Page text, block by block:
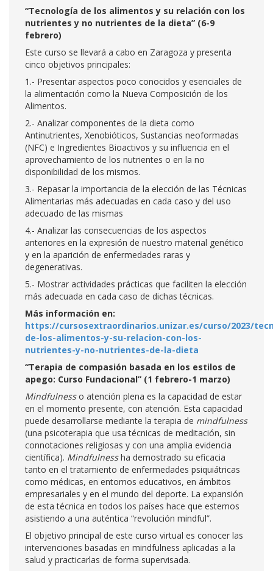
“Tecnología de los alimentos y su relación con los
nutrientes y no nutrientes de la dieta” (6-9
febrero)
Este curso se llevará a cabo en Zaragoza y presenta
cinco objetivos principales:
1.- Presentar aspectos poco conocidos y esenciales de
la alimentación como la Nueva Composición de los
Alimentos.
2.- Analizar componentes de la dieta como
Antinutrientes, Xenobióticos, Sustancias neoformadas
(NFC) e Ingredientes Bioactivos y su influencia en el
aprovechamiento de los nutrientes o en la no
disponibilidad de los mismos.
3.- Repasar la importancia de la elección de las Técnicas
Alimentarias más adecuadas en cada caso y del uso
adecuado de las mismas
4.- Analizar las consecuencias de los aspectos
anteriores en la expresión de nuestro material genético
y en la aparición de enfermedades raras y
degenerativas.
5.- Mostrar actividades prácticas que faciliten la elección
más adecuada en cada caso de dichas técnicas.
Más información en:
https://cursosextraordinarios.unizar.es/curso/2023/
de-los-alimentos-y-su-relacion-con-los-
nutrientes-y-no-nutrientes-de-la-dieta
“Terapia de compasión basada en los estilos de
apego: Curso Fundacional” (1 febrero-1 marzo)
Mindfulnesso atención plena es la capacidad de estar
en el momento presente, con atención. Esta capacidad
puede desarrollarse mediante la terapia de mindfulness
(una psicoterapia que usa técnicas de meditación, sin
connotaciones religiosas y con una amplia evidencia
científica). Mindfulnessha demostrado su eficacia
tanto en el tratamiento de enfermedades psiquiátricas
como médicas, en entornos educativos, en ámbitos
empresariales y en el mundo del deporte. La expansión
de esta técnica en todos los países hace que estemos
asistiendo a una auténtica “revolución mindful”.
El objetivo principal de este curso virtual es conocer las
intervenciones basadas en mindfulness aplicadas a la
salud y practicarlas de forma supervisada.